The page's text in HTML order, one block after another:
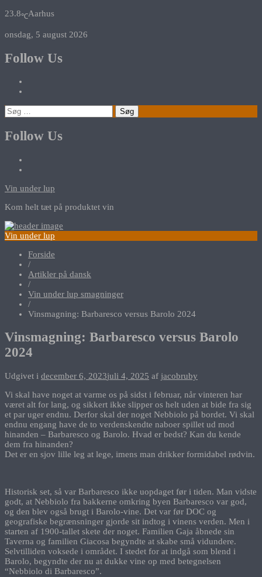
23.8℃Aarhus
onsdag, 5 august 2026
Follow Us
Søg
efter:
Follow Us
Vin under lup
Kom helt tæt på produktet vin
Vin under lup
Forside
/
Artikler på dansk
/
Vin under lup smagninger
/
Vinsmagning: Barbaresco versus Barolo 2024
Vinsmagning: Barbaresco versus Barolo
2024
Udgivet i december 6, 2023juli 4, 2025 af jacobruby
Vi skal have noget at varme os på sidst i februar, når vinteren har
været alt for lang, og sikkert ikke slipper os helt uden at bide fra sig
et par uger endnu. Derfor skal der noget Nebbiolo på bordet. Vi skal
endnu engang have de to verdenskendte naboer spillet ud mod
hinanden – Barbaresco og Barolo. Hvad er bedst? Kan du kende
dem fra hinanden?
Det er en sjov lille leg at lege, imens man drikker formidabel rødvin.
Historisk set, så var Barbaresco ikke uopdaget før i tiden. Man vidste
godt, at Nebbiolo fra bakkerne omkring byen Barbaresco var god,
og den blev også brugt i Barolo-vine. Det var før DOC og
geografiske begrænsninger gjorde sit indtog i vinens verden. Men i
starten af 1900-tallet skete der noget. Familien Gaja åbnede sin
Taverna og familien Giacosa begyndte at skabe små vidundere.
Selvtilliden voksede i området. I stedet for at indgå som blend i
Barolo, begyndte der nu at dukke vine op med betegnelsen
“Nebbiolo di Barbaresco”.